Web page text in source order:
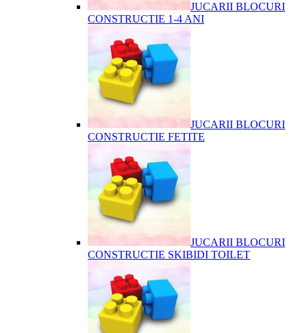
JUCARII BLOCURI
CONSTRUCTIE 1-4 ANI
JUCARII BLOCURI
CONSTRUCTIE FETITE
JUCARII BLOCURI
CONSTRUCTIE SKIBIDI TOILET